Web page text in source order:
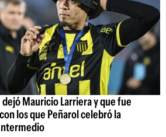
Mauricio Larriera y que fue
los que Peñarol celebró la